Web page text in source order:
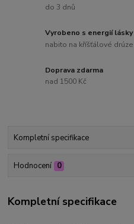
do 3 dnů
Vyrobeno s energií lásky
nabito na kříšťálové drúze
Doprava zdarma
nad 1500 Kč
Kompletní specifikace
Hodnocení 0
Kompletní specifikace